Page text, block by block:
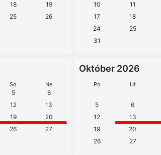
18
19
25
26
10
11
17
18
24
25
31
So Ne
5
6
12
13
19
20
26
27
Október 2026
Po Ut
5
6
12
13
19
20
26
27